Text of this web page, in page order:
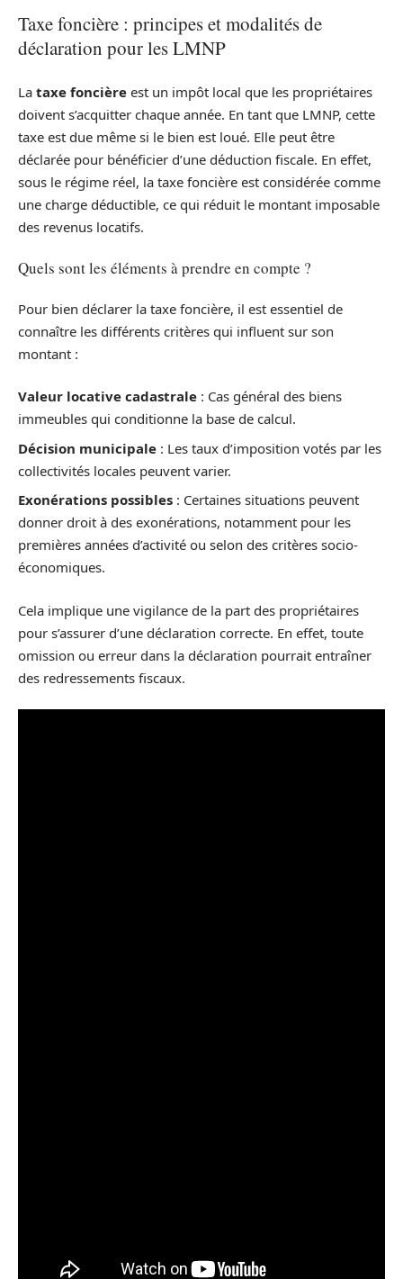
Taxe foncière : principes et modalités de
déclaration pour les LMNP
La taxe foncière est un impôt local que les propriétaires
doivent s’acquitter chaque année. En tant que LMNP, cette
taxe est due même si le bien est loué. Elle peut être
déclarée pour bénéficier d’une déduction fiscale. En effet,
sous le régime réel, la taxe foncière est considérée comme
une charge déductible, ce qui réduit le montant imposable
des revenus locatifs.
Quels sont les éléments à prendre en compte ?
Pour bien déclarer la taxe foncière, il est essentiel de
connaître les différents critères qui influent sur son
montant :
Valeur locative cadastrale : Cas général des biens
immeubles qui conditionne la base de calcul.
Décision municipale : Les taux d’imposition votés par les
collectivités locales peuvent varier.
Exonérations possibles : Certaines situations peuvent
donner droit à des exonérations, notamment pour les
premières années d’activité ou selon des critères socio-
économiques.
Cela implique une vigilance de la part des propriétaires
pour s’assurer d’une déclaration correcte. En effet, toute
omission ou erreur dans la déclaration pourrait entraîner
des redressements fiscaux.